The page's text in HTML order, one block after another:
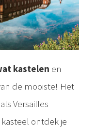
kastelen en
de mooiste! Het
Versailles
ontdek je